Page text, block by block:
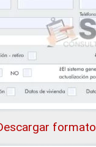
formato